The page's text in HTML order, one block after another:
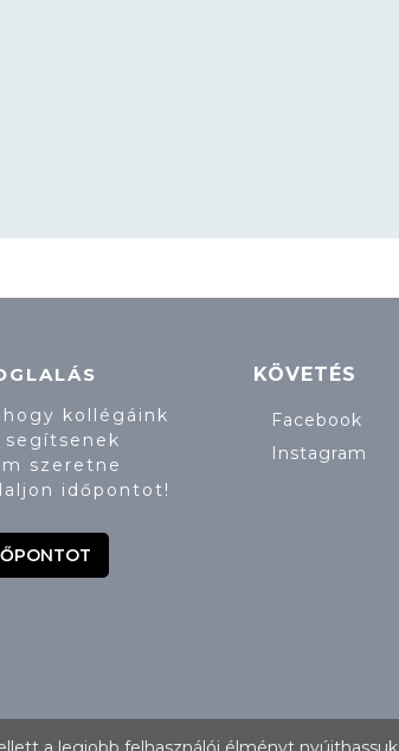
kollégáink
segítsenek
szeretne
időpontot!
KÖVETÉS
Facebook
Instagram